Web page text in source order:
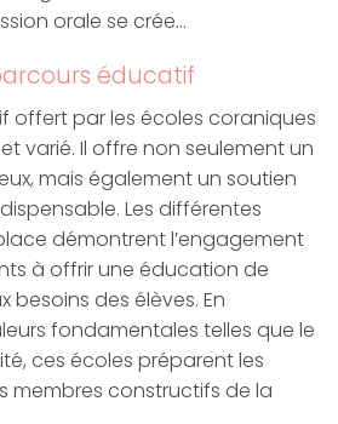
orale se crée…
éducatif
offert par les écoles coraniques
varié. Il offre non seulement un
mais également un soutien
Les différentes
démontrent l’engagement
à offrir une éducation de
des élèves. En
fondamentales telles que le
ces écoles préparent les
membres constructifs de la